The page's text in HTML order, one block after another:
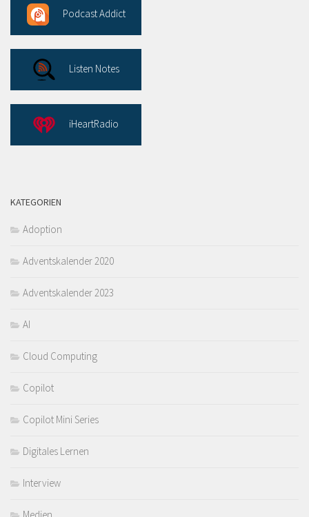
Podcast Addict
Listen Notes
iHeartRadio
KATEGORIEN
Adoption
Adventskalender 2020
Adventskalender 2023
AI
Cloud Computing
Copilot
Copilot Mini Series
Digitales Lernen
Interview